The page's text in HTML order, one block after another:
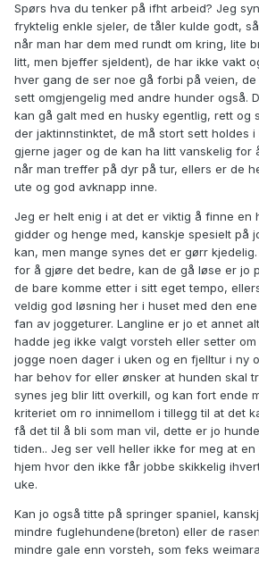
Spørs hva du tenker på ifht arbeid? Jeg
fryktelig enkle sjeler, de tåler kulde godt,
når man har dem med rundt om kring, lite
litt, men bjeffer sjeldent), de har ikke vakt
hver gang de ser noe gå forbi på veien,
sett omgjengelig med andre hunder også.
kan gå galt med en husky egentlig, rett og
der jaktinnstinktet, de må stort sett holdes
gjerne jager og de kan ha litt vanskelig for
når man treffer på dyr på tur, ellers er de
ute og god avknapp inne.
Jeg er helt enig i at det er viktig å finne en
gidder og henge med, kanskje spesielt på
kan, men mange synes det er gørr
for å gjøre det bedre, kan de gå løse er jo
de bare komme etter i sitt eget tempo,
veldig god løsning her i huset med den
fan av joggeturer. Langline er jo et annet
hadde jeg ikke valgt vorsteh eller setter
jogge noen dager i uken og en fjelltur i ny
har behov for eller ønsker at hunden skal
synes jeg blir litt overkill, og kan fort ende
kriteriet om ro innimellom i tillegg til at det
få det til å bli som man vil, dette er jo
tiden.. Jeg ser vell heller ikke for meg at
hjem hvor den ikke får jobbe skikkelig
uke.
Kan jo også titte på springer spaniel,
mindre fuglehundene(breton) eller de
mindre gale enn vorsteh, som feks